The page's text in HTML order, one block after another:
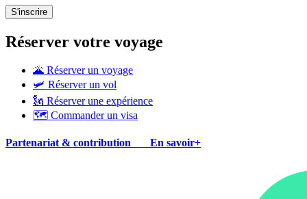
Réserver votre voyage
🌋 Réserver un voyage
🛩 Réserver un vol
🗽 Réserver une expérience
🗺 Commander un visa
Partenariat & contribution En savoir+